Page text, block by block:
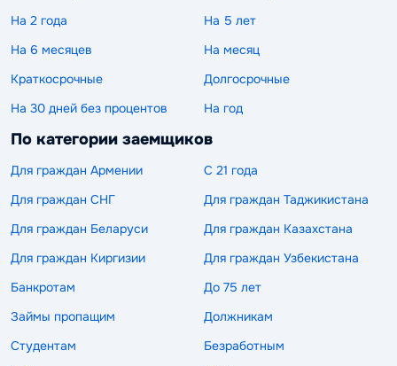
На 2 года
На 5 лет
На 6 месяцев
На месяц
Краткосрочные
Долгосрочные
На 30 дней без процентов
На год
По категории заемщиков
Для граждан Армении
С 21 года
Для граждан СНГ
Для граждан Таджикистана
Для граждан Беларуси
Для граждан Казахстана
Для граждан Киргизии
Для граждан Узбекистана
Банкротам
До 75 лет
Займы пропащим
Должникам
Студентам
Безработным